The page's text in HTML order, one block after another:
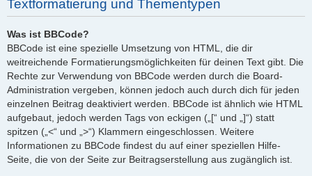
Textformatierung und Thementypen
Was ist BBCode?
BBCode ist eine spezielle Umsetzung von HTML, die dir
weitreichende Formatierungsmöglichkeiten für deinen Text gibt. Die
Rechte zur Verwendung von BBCode werden durch die Board-
Administration vergeben, können jedoch auch durch dich für jeden
einzelnen Beitrag deaktiviert werden. BBCode ist ähnlich wie HTML
aufgebaut, jedoch werden Tags von eckigen („[“ und „]“) statt
spitzen („<“ und „>“) Klammern eingeschlossen. Weitere
Informationen zu BBCode findest du auf einer speziellen Hilfe-
Seite, die von der Seite zur Beitragserstellung aus zugänglich ist.